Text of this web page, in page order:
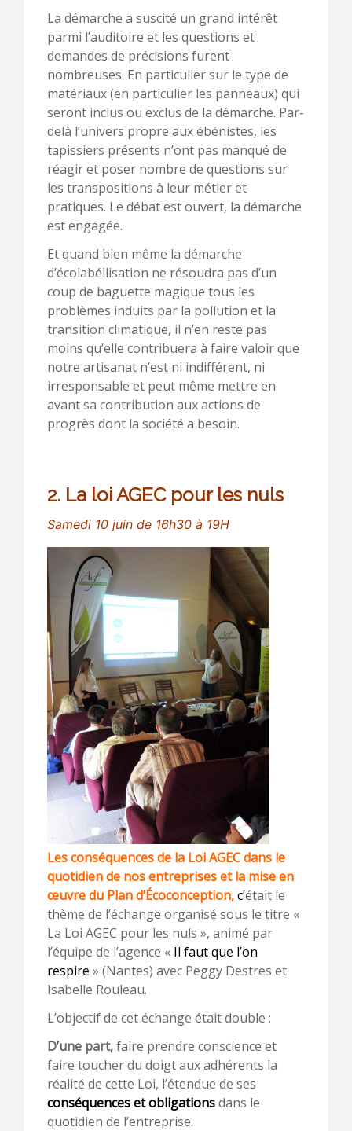
La démarche a suscité un grand intérêt
parmi l’auditoire et les questions et
demandes de précisions furent
nombreuses. En particulier sur le type de
matériaux (en particulier les panneaux) qui
seront inclus ou exclus de la démarche. Par-
delà l’univers propre aux ébénistes, les
tapissiers présents n’ont pas manqué de
réagir et poser nombre de questions sur
les transpositions à leur métier et
pratiques. Le débat est ouvert, la démarche
est engagée.
Et quand bien même la démarche
d’écolabéllisation ne résoudra pas d’un
coup de baguette magique tous les
problèmes induits par la pollution et la
transition climatique, il n’en reste pas
moins qu’elle contribuera à faire valoir que
notre artisanat n’est ni indifférent, ni
irresponsable et peut même mettre en
avant sa contribution aux actions de
progrès dont la société a besoin.
2. La loi AGEC pourles nuls
Samedi 10 juin de 16h30 à 19H
Les conséquences de la Loi AGEC dans le
quotidien de nos entreprises et la mise en
œuvre du Plan d’Écoconception,c’était le
thème de l’échange organisé sous le titre «
La Loi AGEC pour les nuls », animé par
l’équipe de l’agence « Il faut que l’on
respire » (Nantes) avec Peggy Destres et
Isabelle Rouleau.
L’objectif de cet échange était double :
D’une part,faire prendre conscience et
faire toucher du doigt aux adhérents la
réalité de cette Loi, l’étendue de ses
conséquences et obligationsdans le
quotidien de l’entreprise.